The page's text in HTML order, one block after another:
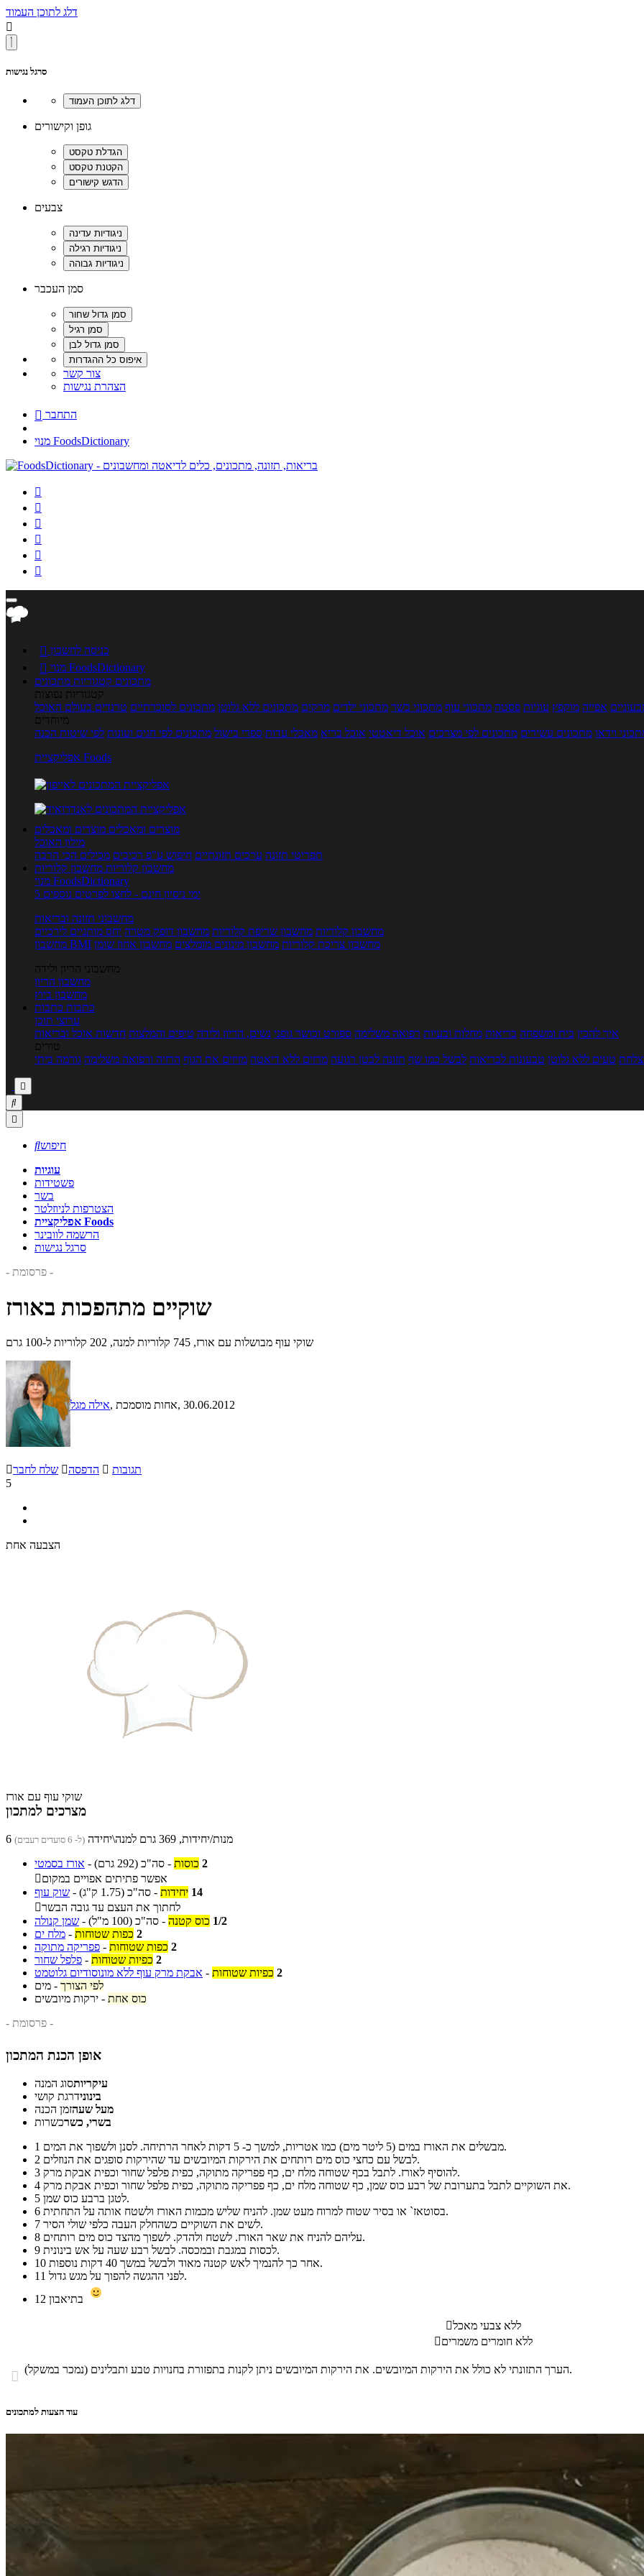
דלג לתוכן העמוד

סרגל נגישות
גופן וקישורים
צבעים
סמן העכבר
צור קשר
הצהרת נגישות
 התחבר
מנוי FoodsDictionary






 כניסה לחשבון

מנוי FoodsDictionary
מתכונים קטגוריות מתכונים
קטגוריות נפוצות
אפייה מוקפץ עוגיות פסטה מתכוני עוף מתכוני בשר מתכוני ילדים מרקים מתכונים ללא גלוטן מתכונים לסוכרתיים טרנדים בעולם האוכל
מיוחדים
וידאו מתכונים עשירים מתכונים לפי מצרכים אוכל דיאטטי אוכל בריא מאכלי עדות ספרי בישול מתכונים לפי חגים ועונות לפי שיטות הכנה
אפליקציית Foods
מוצרים ומאכלים מוצרים ומאכלים
מילון האוכל
תפריטי תזונה ערכים תזונתיים חיפוש ע"פ רכיבים מכילים הכי הרבה
מחשבון קלוריות מחשבון קלוריות
מנוי FoodsDictionary
5 ימי ניסיון חינם - לחצו לפרטים נוספים
מחשבוני תזונה ובריאות
מחשבון קלוריות מחשבון שריפת קלוריות מחשבון דופק מטרה יחס מותניים לירכיים
מחשבון BMI
מחשבון צריכת קלוריות מחשבון מינונים מומלצים מחשבון אחוז שומן
מחשבוני הריון ולידה
מחשבון הריון
מחשבון ביוץ
כתבות כתבות
ערוצי תוכן
איך להכין בית ומשפחה בריאות מחלות ובעיות רפואה משלימה ספורט וכושר גופני נשים, הריון ולידה טיפים והמלצות חדשות אוכל ובריאות
טורים
טעים ללא גלוטן טבעונות לבריאות לבשל כמו שף תזונה לבטן רגועה מרזים ללא דיאטה מזיזים את הגוף הרזיה ורפואה משלימה גורמה ביתי



חיפוש
עוגיות
פשטידות
בשר
הצטרפות לניוזלטר
אפליקציית Foods
הרשמה לוובינר
סרגל נגישות
- פרסומת -
שוקיים מתהפכות באורז
שוקי עוף מבושלות עם אורז, 745 קלוריות למנה, 202 קלוריות ל-100 גרם
אילה מגל , אחות מוסמכת, 30.06.2012
שלח לחבר הדפסה  תגובות
5
הצבעה אחת
שוקי עוף עם אורז
מצרכים למתכון
6 מנות/יחידות, 369 גרם למנה\יחידה (ל- 6 סועדים רעבים)
אורז בסמטי - 2 כוסות - סה"כ (292 גרם)
אפשר פתיתים אפויים במקום
שוק עוף - 14 יחידות - סה"כ (1.75 ק"ג)
לחתוך את העצם עד גובה הבשר
שמן קנולה - 1/2 כוס קטנה - סה"כ (100 מ"ל)
מלח ים - 2 כפות שטוחות
פפריקה מתוקה - 2 כפות שטוחות
פלפל שחור - 2 כפיות שטוחות
אבקת מרק עוף ללא מונוסודיום גלוטמט - 2 כפיות שטוחות
מים - לפי הצורך
ירקות מיובשים - כוס אחת
- פרסומת -
אופן הכנת המתכון
עיקריותסוג המנה
בינונידרגת קושי
מעל שעהזמן הכנה
בשרי, כשרכשרות
1
מבשלים את האורז במים (5 ליטר מים) כמו אטריות, למשך כ- 5 דקות לאחר הרתיחה. לסנן ולשפוך את המים.
2
לבשל עם כחצי כוס מים רותחים את הירקות המיובשים עד שהירקות סופגים את הנוזלים.
3
להוסיף לאורז. לתבל בכף שטוחה מלח ים, כף פפריקה מתוקה, כפית פלפל שחור וכפית אבקת מרק.
4
את השוקיים לתבל בתערובת של רבע כוס שמן, כף שטוחה מלח ים, כף פפריקה מתוקה, כפית פלפל שחור וכפית אבקת מרק.
5
לטגן ברבע כוס שמן.
6
בסוטאז` או בסיר שטוח למרוח מעט שמן. להניח שליש מכמות האורז ולשטח אותה על התחתית.
7
לשים את השוקיים כשהחלק העבה כלפי שולי הסיר.
8
עליהם להניח את שאר האורז. לשטח ולהדק. לשפוך מהצד כוס מים רותחים.
9
לכסות במגבת ובמכסה. לבשל רבע שעה על אש בינונית.
10
אחר כך להנמיך לאש קטנה מאוד ולבשל במשך 40 דקות נוספות.
11
לפני ההגשה להפוך על מגש גדול.
12
ללא צבעי מאכל
ללא חומרים משמרים
 הערך התזונתי לא כולל את הירקות המיובשים. את הירקות המיובשים ניתן לקנות בתפזורת בחנויות טבע ותבלינים (נמכר במשקל).
עוד הצעות למתכונים